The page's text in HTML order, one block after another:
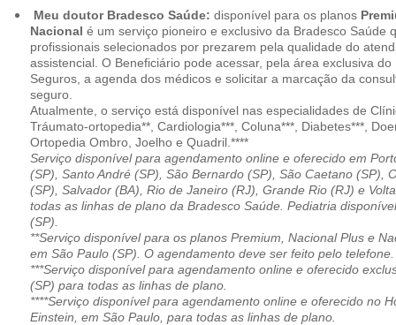
Meu doutor Bradesco Saúde: disponível para os planos
Nacional é um serviço pioneiro e exclusivo da Bradesco Saúde
profissionais selecionados por prezarem pela qualidade do
assistencial. O Beneficiário pode acessar, pela área exclusiva
Seguros, a agenda dos médicos e solicitar a marcação da
seguro.
Atualmente, o serviço está disponível nas especialidades de
Tráumato-ortopedia**, Cardiologia***, Coluna***, Diabetes***,
Ortopedia Ombro, Joelho e Quadril.****
Serviço disponível para agendamento online e oferecido em
(SP), Santo André (SP), São Bernardo (SP), São Caetano (SP),
(SP), Salvador (BA), Rio de Janeiro (RJ), Grande Rio (RJ) e
todas as linhas de plano da Bradesco Saúde. Pediatria
(SP).
**Serviço disponível para os planos Premium, Nacional Plus e
em São Paulo (SP). O agendamento deve ser feito pelo telefone.
***Serviço disponível para agendamento online e oferecido
(SP) para todas as linhas de plano.
****Serviço disponível para agendamento online e oferecido no
Einstein, em São Paulo, para todas as linhas de plano.